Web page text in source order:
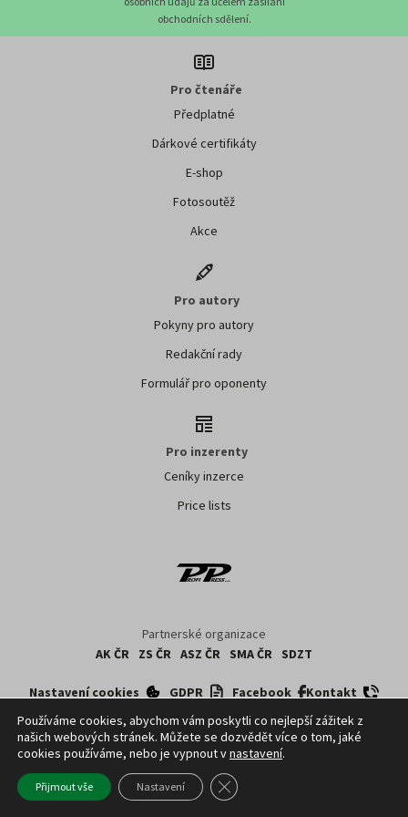
obchodních sdělení.
Pro čtenáře
Předplatné
Dárkové certifikáty
E-shop
Fotosoutěž
Akce
Pro autory
Pokyny pro autory
Redakční rady
Formulář pro oponenty
Pro inzerenty
Ceníky inzerce
Price lists
Partnerské organizace
AK ČR
ZS ČR ASZ ČR SMA ČR SDZT
Nastavení cookies GDPR Facebook Kontakt
Copyright ©2026ČTK. Profi Press, s.r.o. využívá zpravodajství z databází ČTK,
jejichž obsah je chráněn autorským zákonem. Přepis, šíření či další
zpřístupňování tohoto obsahu či jeho části veřejnosti, a to jakýmkoliv způsobem,
je bez předchozího souhlasu ČTK výslovně zakázáno.
Používáme cookies, abychom vám poskytli co nejlepší zážitek z
našich webových stránek. Můžete se dozvědět více o tom, jaké
cookies používáme, nebo je vypnout vnastavení.
Přijmout vše Nastavení Zavřít cookie lištu GDPR